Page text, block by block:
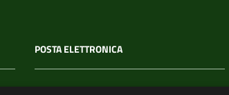
POSTA ELETTRONICA